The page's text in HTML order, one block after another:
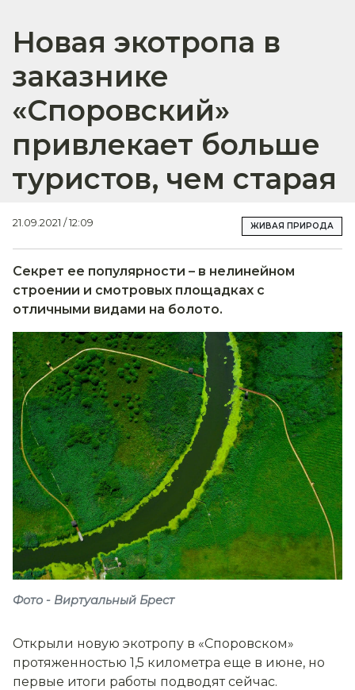
Новая экотропа в
заказнике
«Споровский»
привлекает больше
туристов, чем старая
21.09.2021 / 12:09 ЖИВАЯ ПРИРОДА
Секрет ее популярности – в нелинейном
строении и смотровых площадках с
отличными видами на болото.
Фото - Виртуальный Брест
Открыли новую экотропу в «Споровском»
протяженностью 1,5 километра еще в июне, но
первые итоги работы подводят сейчас.